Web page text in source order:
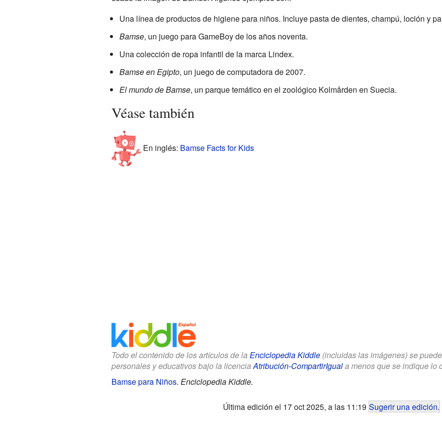
Una línea de productos de higiene para niños. Incluye pasta de dientes, champú, loción y
Bamse, un juego para GameBoy de los años noventa.
Una colección de ropa infantil de la marca Lindex.
Bamse en Egipto, un juego de computadora de 2007.
El mundo de Bamse, un parque temático en el zoológico Kolmården en Suecia.
Véase también
En inglés: Bamse Facts for Kids
Todo el contenido de los artículos de la Enciclopedia Kiddle(incluidas las imágenes) se
personales y educativos bajo la licenciaAtribución-CompartirIguala menos que se indique lo
Bamse para Niños. Enciclopedia Kiddle.
Última edición el 17 oct 2025, a las 11:19 Sugerir una edición.